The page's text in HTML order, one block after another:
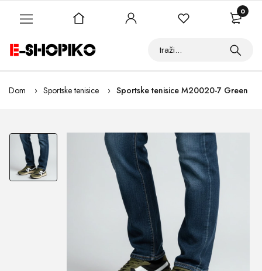
Dom Sportske tenisice Sportske tenisice M20020-7 Green
0